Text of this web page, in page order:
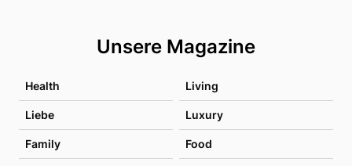
Unsere Magazine
Health Living
Liebe Luxury
Family Food